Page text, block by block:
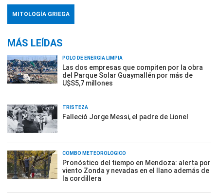
MITOLOGÍA GRIEGA
MÁS LEÍDAS
POLO DE ENERGÍA LIMPIA
Las dos empresas que compiten por la obra
del Parque Solar Guaymallén por más de
U$S5,7 millones
TRISTEZA
Falleció Jorge Messi, el padre de Lionel
COMBO METEOROLÓGICO
Pronóstico del tiempo en Mendoza: alerta por
viento Zonda y nevadas en el llano además de
la cordillera